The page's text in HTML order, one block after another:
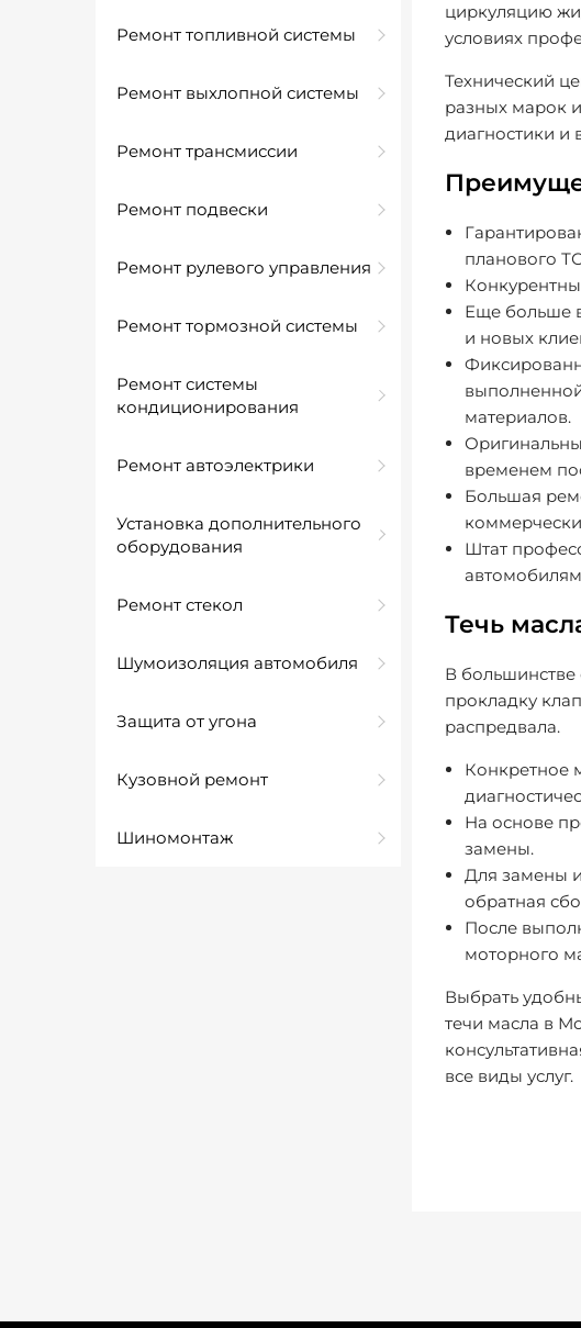
Ремонт топливной системы
Ремонт выхлопной системы
Ремонт трансмиссии
Ремонт подвески
Ремонт рулевого управления
Ремонт тормозной системы
Ремонт системы
кондиционирования
Ремонт автоэлектрики
Установка дополнительного
оборудования
Ремонт стекол
Шумоизоляция автомобиля
Защита от угона
Кузовной ремонт
Шиномонтаж
циркуляцию
условиях
Технический
разных марок
диагностики и
планового
Еще больше
и новых
материалов.
временем
Большая
Штат
Течь
В большинстве
прокладку
распредвала.
Конкретное
На основе
замены.
Для замены
обратная
После
моторного
Выбрать
течи масла в
все виды услуг.